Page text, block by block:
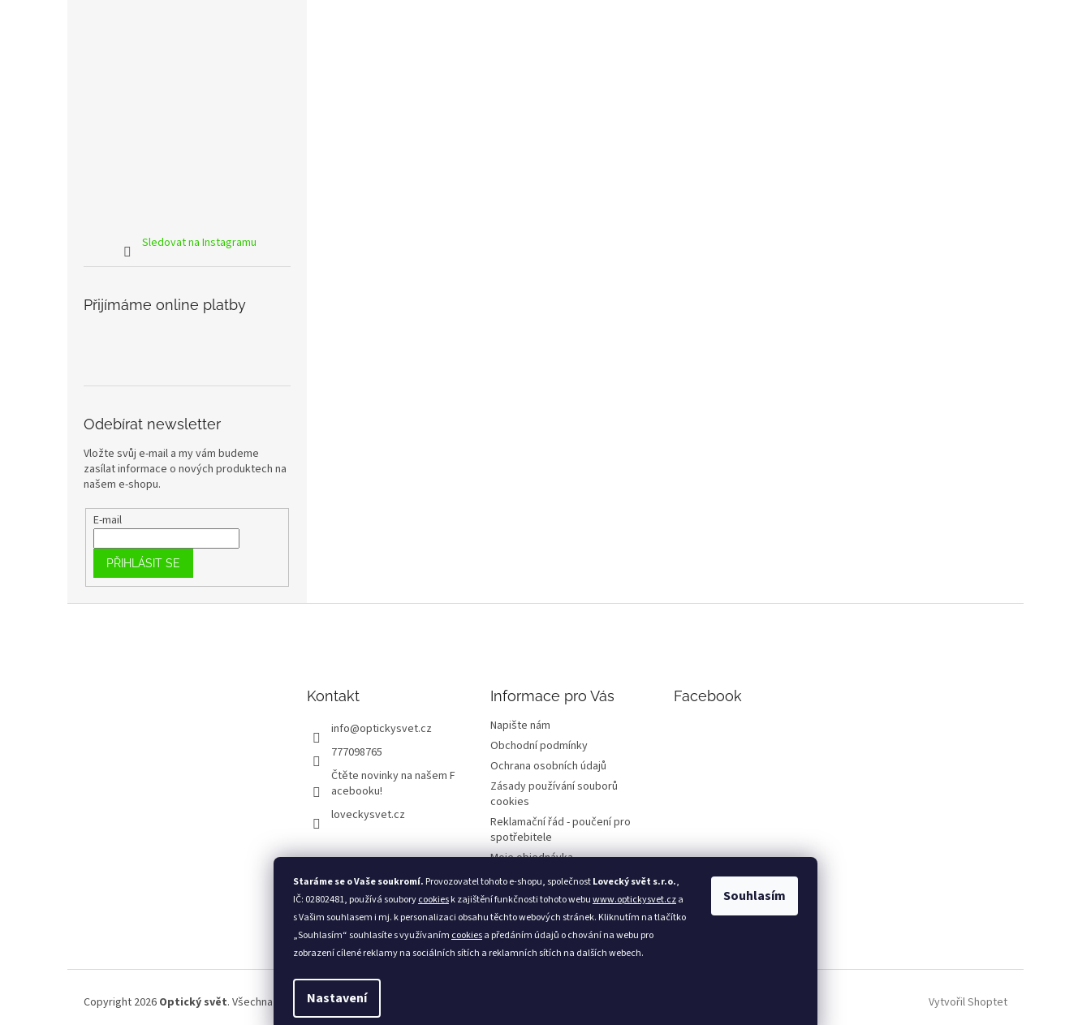
Staráme se o Vaše soukromí. Provozovatel tohoto e-shopu, společnostLovecký svět s.r.o.,
IČ: 02802481, používá souborycookiesk zajištění funkčnosti tohoto webuwww.optickysvet.cza
s Vašim souhlasem i mj. k personalizaci obsahu těchto webových stránek. Kliknutím na tlačítko
„Souhlasím“ souhlasíte s využívaním cookiesa předáním údajů o chování na webu pro
zobrazení cílené reklamy na sociálních sítích a reklamních sítích na dalších webech.
Nastavení
Souhlasím
Sledovat na Instagramu
Přijímáme online platby
Odebírat newsletter
Vložte svůj e-mail a my vám budeme
zasílat informace o nových produktech na
našem e-shopu.
E-mail
PŘIHLÁSIT SE
Kontakt
info@optickysvet.cz
777098765
Čtěte novinky na našem F
acebooku!
loveckysvet.cz
Informace pro Vás
Napište nám
Obchodní podmínky
Ochrana osobních údajů
Zásady používání souborů
cookies
Reklamační řád - poučení pro
spotřebitele
Moje objednávka
Facebook
Loveckýsvět.cz
Vytvořil Shoptet
Copyright 2026 Optický svět. Všechna práva vyhrazena.